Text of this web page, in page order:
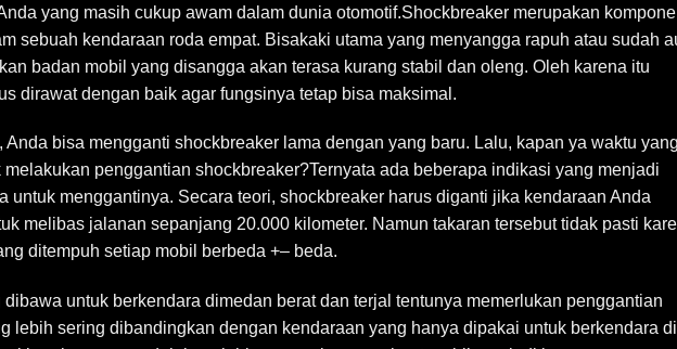
yang masih cukup awam dalam dunia otomotif.Shockbreaker merupakan
sebuah kendaraan roda empat. Bisakaki utama yang menyangga rapuh atau sudah
badan mobil yang disangga akan terasa kurang stabil dan oleng. Oleh karena itu
dirawat dengan baik agar fungsinya tetap bisa maksimal.
Anda bisa mengganti shockbreaker lama dengan yang baru. Lalu, kapan ya waktu
melakukan penggantian shockbreaker?Ternyata ada beberapa indikasi yang menjadi
untuk menggantinya. Secara teori, shockbreaker harus diganti jika kendaraan Anda
melibas jalanan sepanjang 20.000 kilometer. Namun takaran tersebut tidak pasti
ditempuh setiap mobil berbeda +– beda.
dibawa untuk berkendara dimedan berat dan terjal tentunya memerlukan penggantian
lebih sering dibandingkan dengan kendaraan yang hanya dipakai untuk berkendara di